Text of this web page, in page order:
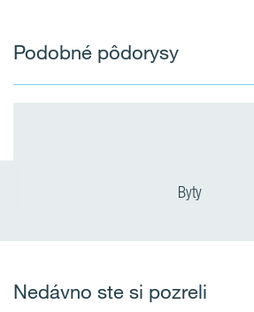
Podobné pôdorysy
Byty
Nedávno ste si pozreli